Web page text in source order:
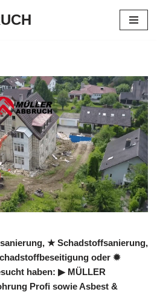
★ Schadstoffsanierung,
oder ✹
haben: ▶︎ MÜLLER
Profi sowie Asbest &